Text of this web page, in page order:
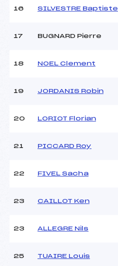
Pénalité appliquée :
16 SILVESTRE Baptiste
17 BUGNARD Pierre
18 NOEL Clement
19 JORDANIS Robin
20 LORIOT Florian
21 PICCARD Roy
22 FIVEL Sacha
23 CAILLOT Ken
23 ALLEGRE Nils
25 TUAIRE Louis